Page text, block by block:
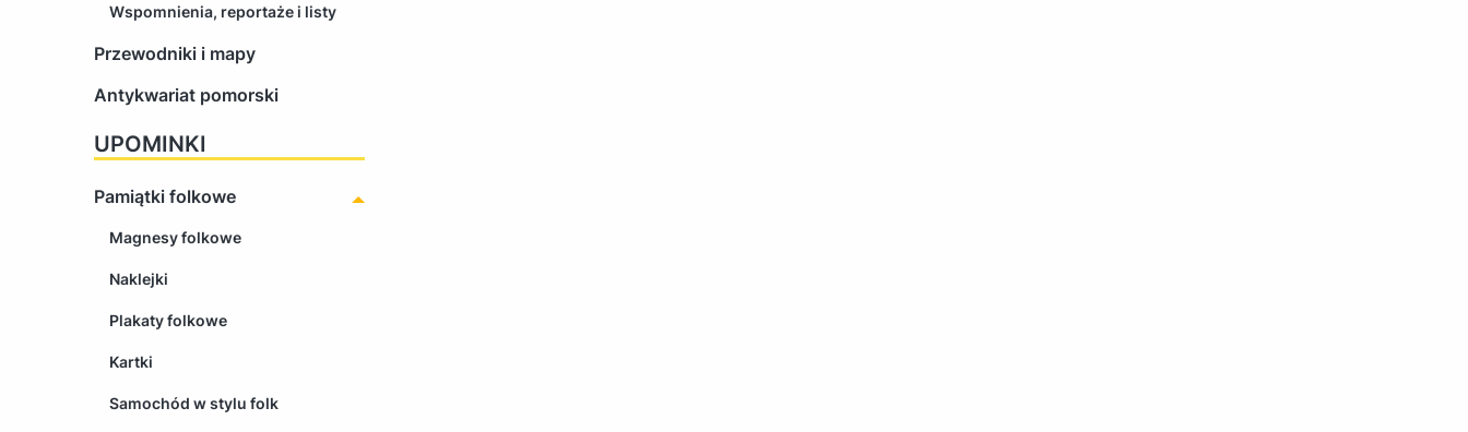
Wspomnienia, reportaże i listy
Przewodniki i mapy
Antykwariat pomorski
UPOMINKI
Pamiątki folkowe
Magnesy folkowe
Naklejki
Plakaty folkowe
Kartki
Samochód w stylu folk